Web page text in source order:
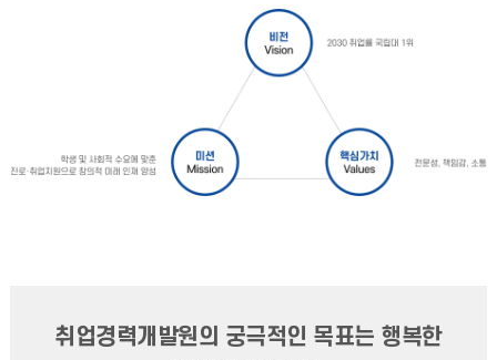
취업경력개발원의 궁극적인 목표는 행복한